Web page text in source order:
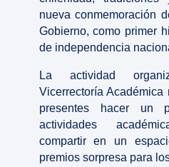
nueva conmemoración
Gobierno, como primer
de independencia
La actividad
Vicerrectoría
presentes hacer un
actividades
compartir en un
premios sorpresa para